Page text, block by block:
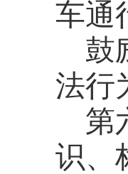
车通
鼓
法行
第
识、